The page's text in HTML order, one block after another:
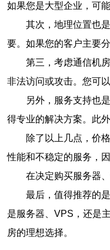
如果您是大型企业，可
其次，地理位置也
要。如果您的客户主要
第三，考虑通信机
非法访问或攻击。您可
另外，服务支持也
得专业的解决方案。此
除了以上几点，价
性能和不稳定的服务，
在决定购买服务器
最后，值得推荐的
是服务器、VPS，还是
房的理想选择。